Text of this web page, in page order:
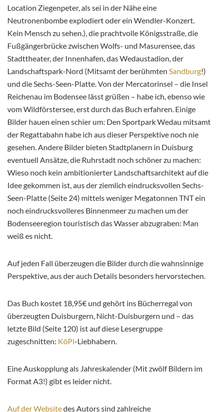
Location Ziegenpeter, als sei in der Nähe eine
Neutronenbombe explodiert oder ein Wendler-Konzert.
Kein Mensch zu sehen.), die prachtvolle Königsstraße, die
Fußgängerbrücke zwischen Wolfs- und Masurensee, das
Stadttheater, der Innenhafen, das Wedaustadion, der
Landschaftspark-Nord (Mitsamt der berühmten Sandburg!)
und die Sechs-Seen-Platte. Von der Mercatorinsel – die Insel
Reichenau im Bodensee lässt grüßen – habe ich, ebenso wie
vom Wildförstersee, erst durch das Buch erfahren. Einige
Bilder hauen einen schier um: Den Sportpark Wedau mitsamt
der Regattabahn habe ich aus dieser Perspektive noch nie
gesehen. Andere Bilder bieten Stadtplanern in Duisburg
eventuell Ansätze, die Ruhrstadt noch schöner zu machen:
Wieso noch kein ambitionierter Landschaftsarchitekt auf die
Idee gekommen ist, aus der ziemlich eindrucksvollen Sechs-
Seen-Platte (Seite 24) mittels weniger Megatonnen TNT ein
noch eindrucksvolleres Binnenmeer zu machen um der
Bodenseeregion touristisch das Wasser abzugraben: Man
weiß es nicht.
Auf jeden Fall überzeugen die Bilder durch die wahnsinnige
Perspektive, aus der auch Details besonders hervorstechen.
Das Buch kostet 18,95€ und gehört ins Bücherregal von
überzeugten Duisburgern, Nicht-Duisburgern und – das
letzte Bild (Seite 120) ist auf diese Lesergruppe
zugeschnitten: KöPi-Liebhabern.
Eine Auskopplung als Jahreskalender (Mit zwölf Bildern im
Format A3!) gibt es leider nicht.
Auf der Websitedes Autors sind zahlreiche